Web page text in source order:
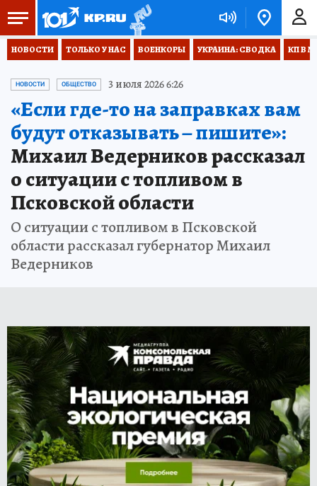
НОВОСТИ ТОЛЬКО У НАС ВОЕНКОРЫ УКРАИНА: СВОДКА КП В
НОВОСТИ ОБЩЕСТВО 3 июля 2026 6:26
«Если где-то на заправках вам
будут отказывать – пишите»:
Михаил Ведерников рассказал
о ситуации с топливом в
Псковской области
О ситуации с топливом в Псковской
области рассказал губернатор Михаил
Ведерников